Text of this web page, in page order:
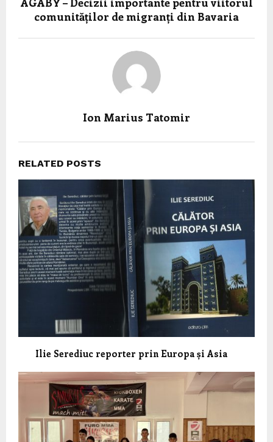
comunităților de migranți din Bavaria
Ion Marius Tatomir
RELATED POSTS
Ilie Serediuc reporter prin Europa și Asia